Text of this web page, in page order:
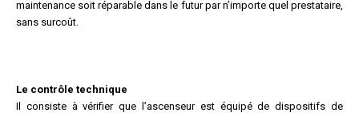
maintenance soit réparable dans le futur par n’importe quel prestataire,
sans surcoût.
Le contrôle technique
Il consiste à vérifier que l’ascenseur est équipé de dispositifs de